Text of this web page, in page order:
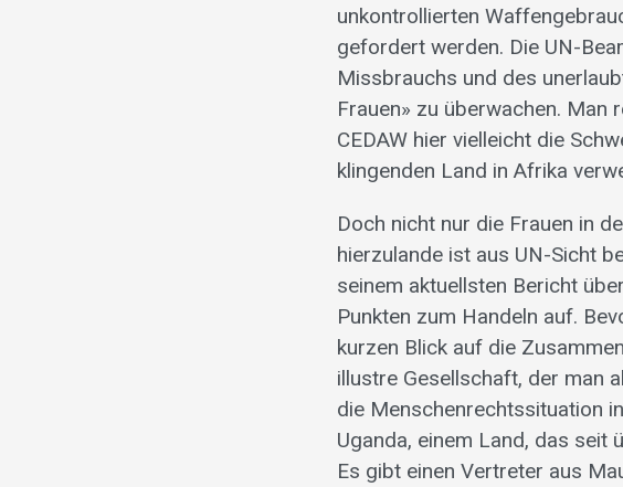
unkontrollierten
gefordert werden. Die UN-
Missbrauchs und des
Frauen» zu überwachen. Man
CEDAW hier vielleicht die
klingenden Land in Afrika
Doch nicht nur die Frauen in
hierzulande ist aus UN-Sicht
seinem aktuellsten Bericht
Punkten zum Handeln auf.
kurzen Blick auf die
illustre Gesellschaft, der man
die Menschenrechtssituation
Uganda, einem Land, das
Es gibt einen Vertreter aus